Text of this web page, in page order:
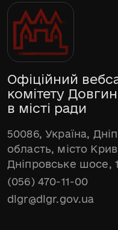
Офіційний
комітету
в місті ради
50086, Україна,
область, місто
Дніпровське шосе,
(056) 470-11-00
dlgr@dlgr.gov.ua